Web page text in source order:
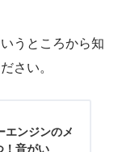
うところから知
さい。
エンジンのメ
！音がい